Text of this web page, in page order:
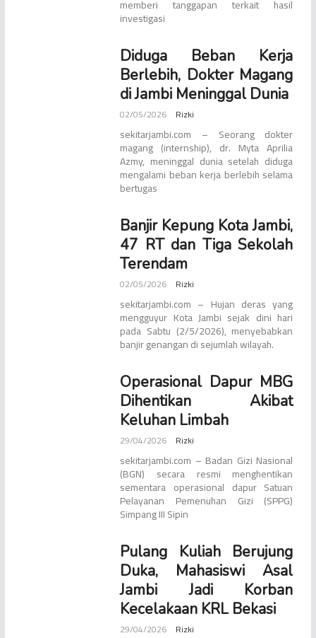
memberi tanggapan terkait hasil
investigasi
Diduga Beban Kerja
Berlebih, Dokter Magang
di Jambi Meninggal Dunia
02/05/2026 Rizki
sekitarjambi.com – Seorang dokter
magang (internship), dr. Myta Aprilia
Azmy, meninggal dunia setelah diduga
mengalami beban kerja berlebih selama
bertugas
Banjir Kepung Kota Jambi,
47 RT dan Tiga Sekolah
Terendam
02/05/2026 Rizki
sekitarjambi.com – Hujan deras yang
mengguyur Kota Jambi sejak dini hari
pada Sabtu (2/5/2026), menyebabkan
banjir genangan di sejumlah wilayah.
Operasional Dapur MBG
Dihentikan Akibat
Keluhan Limbah
29/04/2026 Rizki
sekitarjambi.com – Badan Gizi Nasional
(BGN) secara resmi menghentikan
sementara operasional dapur Satuan
Pelayanan Pemenuhan Gizi (SPPG)
Simpang III Sipin
Pulang Kuliah Berujung
Duka, Mahasiswi Asal
Jambi Jadi Korban
Kecelakaan KRL Bekasi
29/04/2026 Rizki